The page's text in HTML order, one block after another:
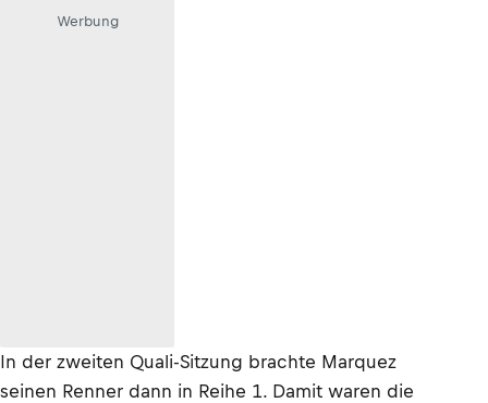
Werbung
In der zweiten Quali-Sitzung brachte Marquez
seinen Renner dann in Reihe 1. Damit waren die